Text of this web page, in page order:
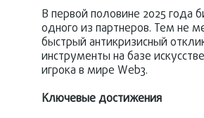
В первой половине 2025 года
одного из партнеров. Тем не
быстрый антикризисный
инструменты на базе
игрока в мире Web3.
Ключевые достижения